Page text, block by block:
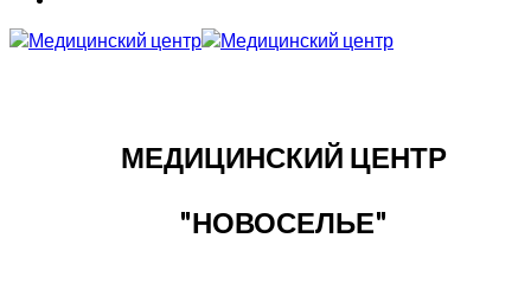
МЕДИЦИНСКИЙ ЦЕНТР
"НОВОСЕЛЬЕ"